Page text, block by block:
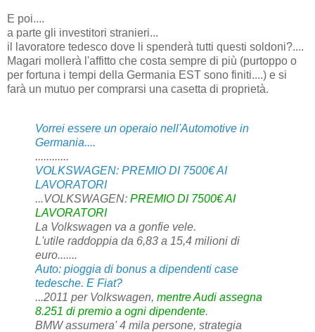
E poi....
a parte gli investitori stranieri...
il lavoratore tedesco dove li spenderà tutti questi soldoni?....
Magari mollerà l'affitto che costa sempre di più (purtoppo o
per fortuna i tempi della Germania EST sono finiti....) e si
farà un mutuo per comprarsi una casetta di proprietà.
Vorrei essere un operaio nell'Automotive in
Germania....
............
VOLKSWAGEN: PREMIO DI 7500€ AI
LAVORATORI
...VOLKSWAGEN: PREMIO DI 7500€ AI
LAVORATORI
La Volkswagen va a gonfie vele.
L'utile raddoppia da 6,83 a 15,4 milioni di
euro.......
Auto: pioggia di bonus a dipendenti case
tedesche. E Fiat?
...2011 per Volkswagen, mentre Audi assegna
8.251 di premio a ogni dipendente.
BMW assumera' 4 mila persone, strategia